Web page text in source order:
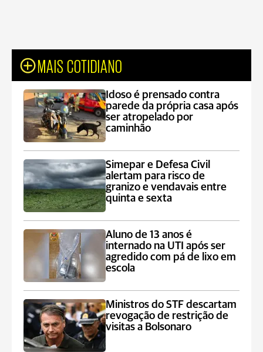
MAIS COTIDIANO
Idoso é prensado contra
parede da própria casa após
ser atropelado por
caminhão
Simepar e Defesa Civil
alertam para risco de
granizo e vendavais entre
quinta e sexta
Aluno de 13 anos é
internado na UTI após ser
agredido com pá de lixo em
escola
Ministros do STF descartam
revogação de restrição de
visitas a Bolsonaro